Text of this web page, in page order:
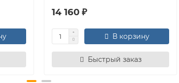
14 160 ₽
В корзину
Быстрый заказ